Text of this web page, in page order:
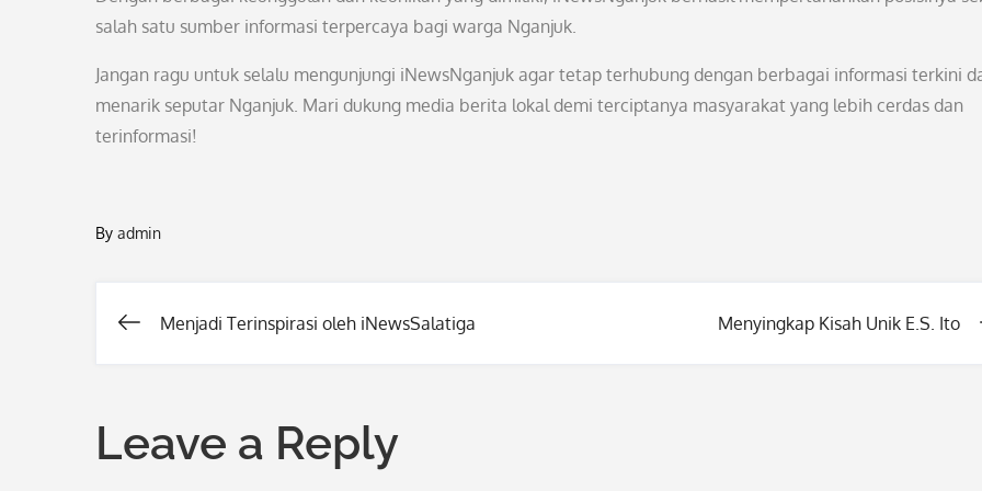
salah satu sumber informasi terpercaya bagi warga Nganjuk.
Jangan ragu untuk selalu mengunjungi iNewsNganjuk agar tetap terhubung dengan berbagai informasi terkini
menarik seputar Nganjuk. Mari dukung media berita lokal demi terciptanya masyarakat yang lebih cerdas dan
terinformasi!
By admin
Post
Menjadi Terinspirasi oleh iNewsSalatiga Menyingkap Kisah Unik E.S. Ito
Leave a Reply